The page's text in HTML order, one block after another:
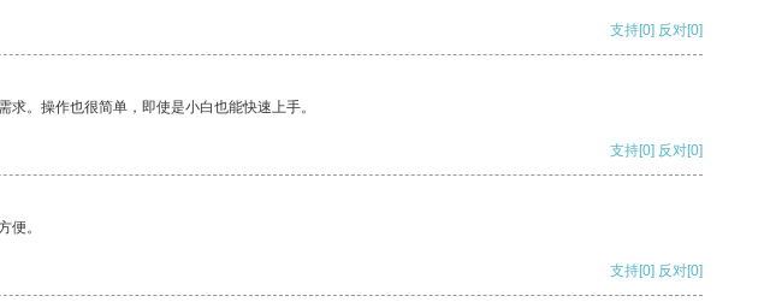
支持[0] 反对[0]
。操作也很简单，即使是小白也能快速上手。
支持[0] 反对[0]
便。
支持[0] 反对[0]